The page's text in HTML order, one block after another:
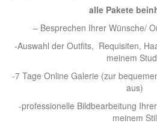
alle Pakete
– Besprechen Ihrer Wünsche/
-Auswahl der Outfits, Requisiten,
meinem
-7 Tage Online Galerie (zur
aus)
-professionelle Bildbearbeitung
meinem Stil